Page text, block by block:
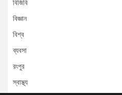
বিজিবি
বিজ্ঞান
বিশ্ব
ব্যবসা
রংপুর
স্বাস্থ্য